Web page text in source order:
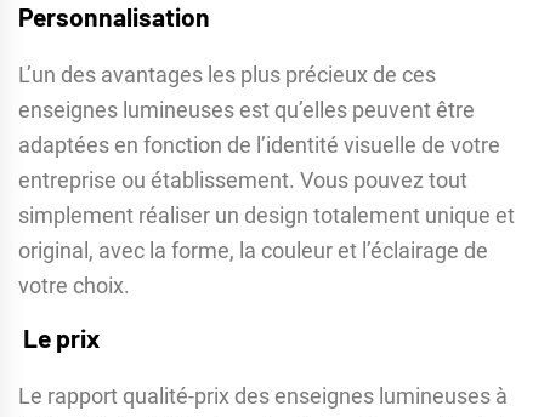
Personnalisation
L’un des avantages les plus précieux de ces
enseignes lumineuses est qu’elles peuvent être
adaptées en fonction de l’identité visuelle de votre
entreprise ou établissement. Vous pouvez tout
simplement réaliser un design totalement unique et
original, avec la forme, la couleur et l’éclairage de
votre choix.
Le prix
Le rapport qualité-prix des enseignes lumineuses à